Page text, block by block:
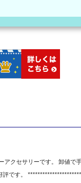
クセサリーです。 卸値で
評です。